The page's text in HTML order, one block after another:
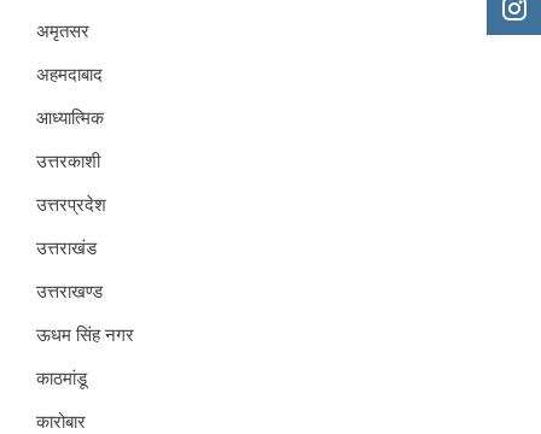
अमृतसर
अहमदाबाद
आध्यात्मिक
उत्तरकाशी
उत्तरप्रदेश
उत्तराखंड
उत्तराखण्ड
ऊधम सिंह नगर
काठमांडू
कारोबार